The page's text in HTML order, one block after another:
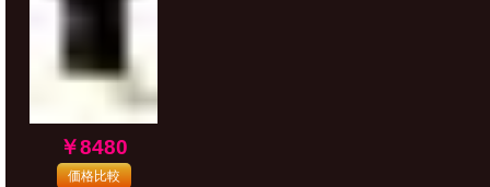
￥8480
価格比較